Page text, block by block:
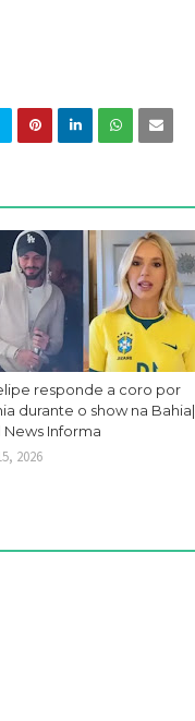
responde a coro por
durante o show na Bahia|
News Informa
2026